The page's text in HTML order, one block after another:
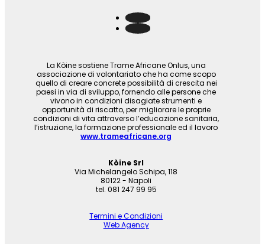
La Kòine sostiene Trame Africane Onlus, una
associazione di volontariato che ha come scopo
quello di creare concrete possibilità di crescita nei
paesi in via di sviluppo, fornendo alle persone che
vivono in condizioni disagiate strumenti e
opportunità di riscatto, per migliorare le proprie
condizioni di vita attraverso l’educazione sanitaria,
l’istruzione, la formazione professionale ed il lavoro
www.trameafricane.org
Kòine Srl
Via Michelangelo Schipa, 118
80122 - Napoli
tel. 081 247 99 95
Termini e Condizioni
Web Agency